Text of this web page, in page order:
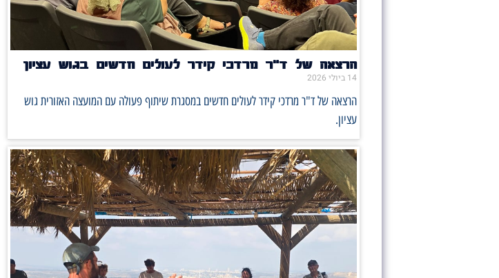
הרצאה של ד"ר מרדכי קידר לעולים חדשים בגוש עציון
14 ביולי 2026
הרצאה של ד"ר מרדכי קידר לעולים חדשים במסגרת שיתוף פעולה עם המועצה האזורית גוש
עציון.